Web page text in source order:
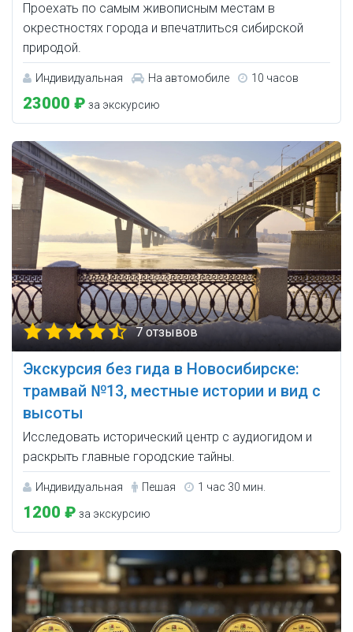
Проехать по самым живописным местам в
окрестностях города и впечатлиться сибирской
природой.
Индивидуальная На автомобиле 10 часов
23000 ₽ за экскурсию
7 отзывов
Экскурсия без гида в Новосибирске:
трамвай №13, местные истории и вид с
высоты
Исследовать исторический центр с аудиогидом и
раскрыть главные городские тайны.
Индивидуальная Пешая 1 час 30 мин.
1200 ₽ за экскурсию